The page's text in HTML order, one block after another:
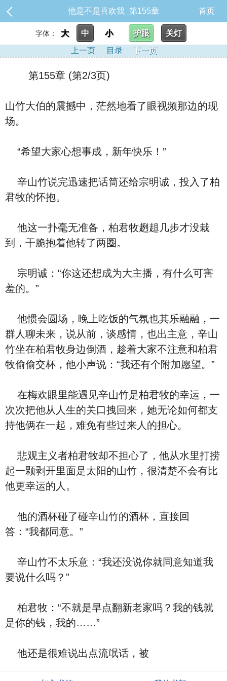
他是不是喜欢我_第155章 首页
字体： 大 中 小 护眼
关灯
上一页
目录 下一页
第155章 (第2/3页)
山竹大伯的震撼中，茫然地看了眼视频那边的现
场。
“希望大家心想事成，新年快乐！”
辛山竹说完迅速把话筒还给宗明诚，投入了柏
君牧的怀抱。
他这一扑毫无准备，柏君牧趔趄几步才没栽
到，干脆抱着他转了两圈。
宗明诚：“你这还想成为大主播，有什么可害
羞的。”
他惯会圆场，晚上吃饭的气氛也其乐融融，一
群人聊未来，说从前，谈感情，也出主意，辛山
竹坐在柏君牧身边倒酒，趁着大家不注意和柏君
牧偷偷交杯，他小声说：“我还有个附加愿望。”
在梅欢眼里能遇见辛山竹是柏君牧的幸运，一
次次把他从人生的关口拽回来，她无论如何都支
持他俩在一起，难免有些过来人的担心。
悲观主义者柏君牧却不担心了，他从水里打捞
起一颗剥开里面是太阳的山竹，很清楚不会有比
他更幸运的人。
他的酒杯碰了碰辛山竹的酒杯，直接回
答：“我都同意。”
辛山竹不太乐意：“我还没说你就同意知道我
要说什么吗？”
柏君牧：“不就是早点翻新老家吗？我的钱就
是你的钱，我的……”
他还是很难说出点流氓话，被